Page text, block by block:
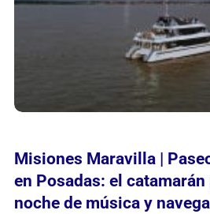
Misiones Maravilla |
en Posadas: el
noche de música y